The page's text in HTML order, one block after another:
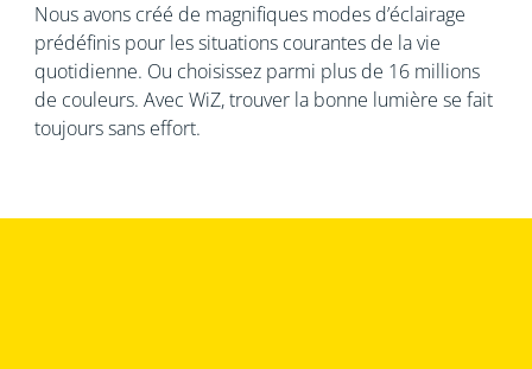
Nous avons créé de magnifiques modes d’éclairage
prédéfinis pour les situations courantes de la vie
quotidienne. Ou choisissez parmi plus de 16 millions
de couleurs. Avec WiZ, trouver la bonne lumière se fait
toujours sans effort.